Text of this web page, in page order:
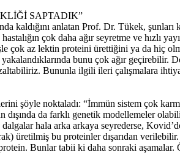
SAPTADIK”
kaldığını anlatan Prof. Dr. Tükek, şunları
çok daha ağır seyretme ve hızlı
çok az lektin proteini ürettiğini ya da hiç
bunu çok ağır
Bununla ilgili ileri çalışmalara
şöyle noktaladı: “İmmün sistem çok
da farklı genetik modellemeler
hala arka arkaya seyrederse,
üretilmiş bu proteinler dışarıdan
Bunlar tabii ki daha sonraki aşamalar.